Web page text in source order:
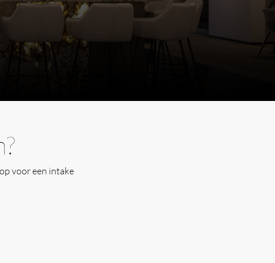
voor een intake